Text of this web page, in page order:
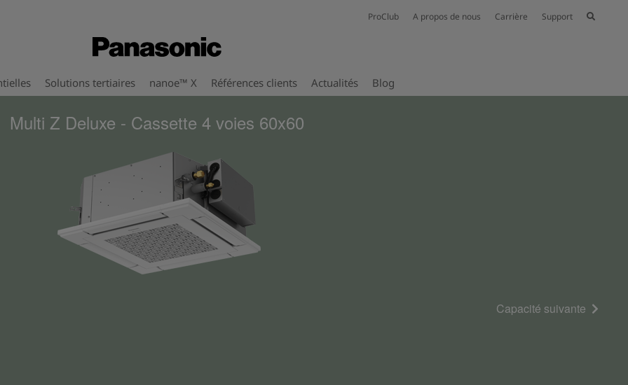
ProClub A propos de nous Carrière Support
Solutions tertiaires nanoe™ X Références clients Actualités Blog
Multi Z Deluxe - Cassette 4 voies 60x60
Capacité suivante